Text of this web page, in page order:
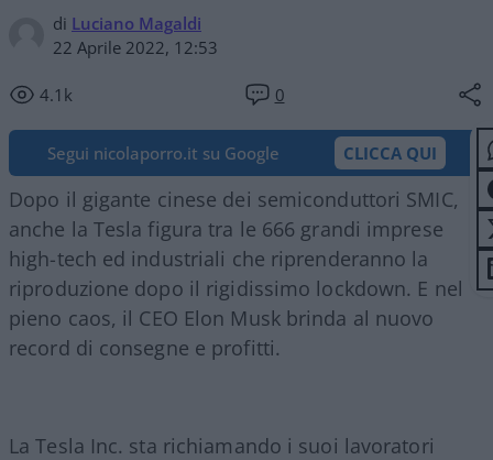
di Luciano Magaldi
22 Aprile 2022, 12:53
4.1k 0
Segui nicolaporro.it su Google CLICCA QUI
Dopo il gigante cinese dei semiconduttori SMIC,
anche la Tesla figura tra le 666 grandi imprese
high-tech ed industriali che riprenderanno la
riproduzione dopo il rigidissimo lockdown. E nel
pieno caos, il CEO Elon Musk brinda al nuovo
record di consegne e profitti.
La Tesla Inc. sta richiamando i suoi lavoratori